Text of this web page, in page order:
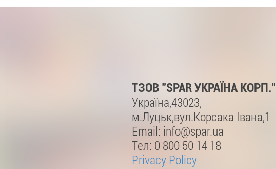
ТЗОВ "SPAR УКРАЇНА КОРП."
Україна,43023,
м.Луцьк,вул.Корсака Івана,1
Email: info@spar.ua
Тел: 0 800 50 14 18
Privacy Policy